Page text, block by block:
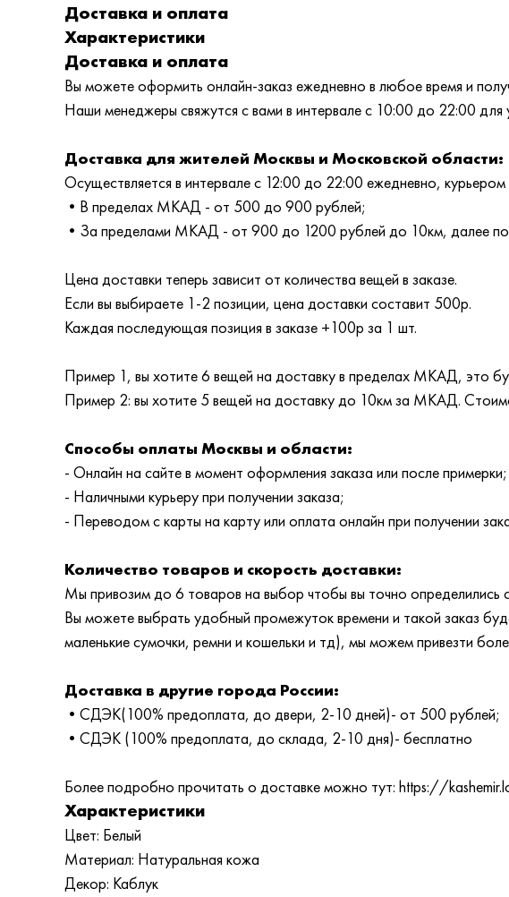
Доставка и оплата
Характеристики
Доставка и оплата
Вы можете оформить онлайн-заказ ежедневно в любое время и
Наши менеджеры свяжутся с вами в интервале с 10:00 до 22:00 для
Доставка для жителей Москвы и Московской области:
Осуществляется в интервале с 12:00 до 22:00 ежедневно, курьером
•В пределах МКАД - от 500 до 900 рублей;
•За пределами МКАД - от 900 до 1200 рублей до 10км, далее
Цена доставки теперь зависит от количества вещей в заказе.
Если вы выбираете 1-2 позиции, цена доставки составит 500р.
Каждая последующая позиция в заказе +100р за 1 шт.
Пример 1, вы хотите 6 вещей на доставку в пределах МКАД, это
Пример 2: вы хотите 5 вещей на доставку до 10км за МКАД.
Способы оплаты Москвы и области:
- Онлайн на сайте в момент оформления заказа или после примерки;
- Наличными курьеру при получении заказа;
- Переводом с карты на карту или оплата онлайн при получении
Количество товаров и скорость доставки:
Мы привозим до 6 товаров на выбор чтобы вы точно определились
Вы можете выбрать удобный промежуток времени и такой заказ
маленькие сумочки, ремни и кошельки и тд), мы можем привезти
Доставка в другие города России:
•СДЭК(100% предоплата, до двери, 2-10 дней)- от 500 рублей;
•СДЭК (100% предоплата, до склада, 2-10 дня)- бесплатно
Более подробно прочитать о доставке можно тут: https://
Характеристики
Цвет: Белый
Материал: Натуральная кожа
Декор: Каблук